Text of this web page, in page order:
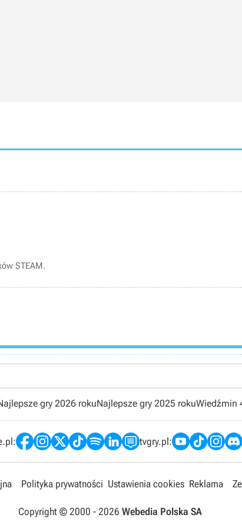
STEAM.
gry 2026 rokuNajlepsze gry 2025 rokuWiedźmin
tvgry.pl:
Polityka prywatności Ustawienia cookies Reklama
Copyright © 2000 - 2026 Webedia Polska SA